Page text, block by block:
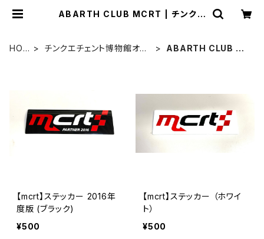
ABARTH CLUB MCRT | チンクエ
HOM
チンクエチェント博物館オリ
ABARTH CLUB M
【mcrt】ステッカー 2016年
度版 (ブラック)
¥500
【mcrt】ステッカー （ホワイ
ト）
¥500